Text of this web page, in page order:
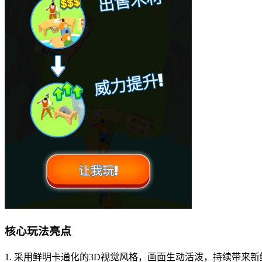
核心玩法亮点
1. 采用鲜明卡通化的3D视觉风格，画面生动活泼，持续带来新